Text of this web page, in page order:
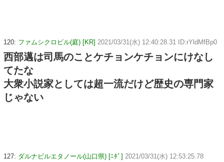
120: ファムシクロビル(庭) [KR] 2021/03/31(水) 12:40:28.31 ID:rYldMfBp0
西部邁は司馬のことケチョンケチョンにけなし
てたな
大衆小説家としては超一流だけど歴史の専門家
じゃない
127: ダルナビルエタノール(山口県) [ﾆﾀﾞ] 2021/03/31(水) 12:53:25.78